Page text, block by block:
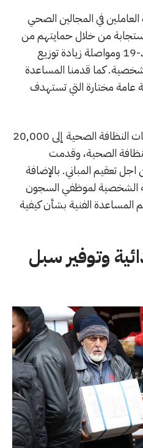
في المجالين الصحي
من خلال حمايتهم من
التعرض للإصابة بجائحة كوفيد-19 ومواصلة زيادة توزيع
كما قدمنا المساعدة
عامة مختارة التي تستهدف
قدمت اللجنة الدولية مستلزمات النظافة الصحية إلى 20,000
الصحية، وقدمت
تعقيم المباني. بالإضافة
الشخصية لموظفي السجون
المساعدة الفنية بشأن كيفية
وتوفير سبل